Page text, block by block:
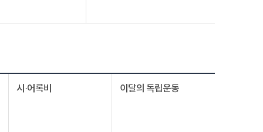
시·어록비 이달의 독립운동